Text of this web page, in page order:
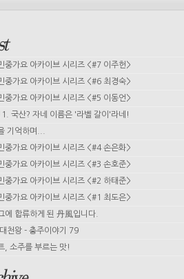
중가요 아카이브 시리즈 <#7 이주헌>
중가요 아카이브 시리즈 <#6 최경숙>
중가요 아카이브 시리즈 <#5 이동언>
1. 국산? 자네 이름은 '라벨 갈이'라네!
기억하며...
중가요 아카이브 시리즈 <#4 손은화>
중가요 아카이브 시리즈 <#3 손호준>
중가요 아카이브 시리즈 <#2 하태준>
중가요 아카이브 시리즈 <#1 최도은>
에 합류하게 된 丹風입니다.
천왕 - 충주이야기 79
, 소주를 부르는 맛!